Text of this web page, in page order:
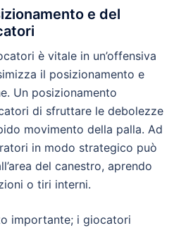
e del
è vitale in un’offensiva
il posizionamento e
Un posizionamento
di sfruttare le debolezze
movimento della palla. Ad
in modo strategico può
del canestro, aprendo
o tiri interni.
importante; i giocatori